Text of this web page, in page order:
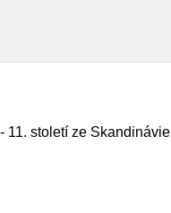
11. století ze Skandinávie